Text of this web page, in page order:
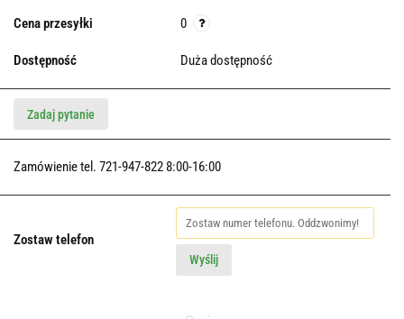
Cena przesyłki 0
Dostępność Duża dostępność
Zadaj pytanie
Zamówienie tel. 721-947-822 8:00-16:00
Zostaw telefon
Wyślij